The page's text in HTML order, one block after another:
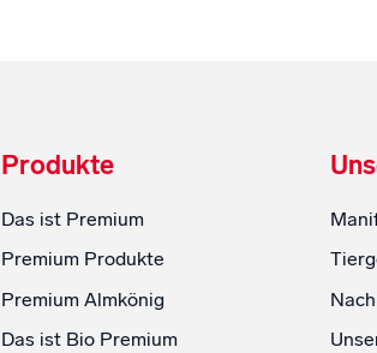
Produkte
Das ist Premium
Premium Produkte
Premium Almkönig
Das ist Bio Premium